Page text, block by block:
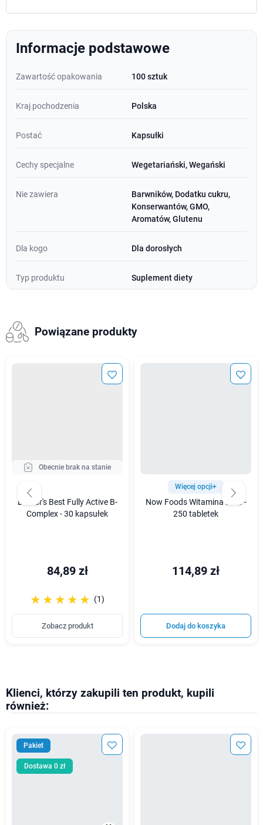
Informacje podstawowe
Zawartość opakowania 100 sztuk
Kraj pochodzenia Polska
Postać Kapsułki
Cechy specjalne Wegetariański, Wegański
Nie zawiera
Barwników, Dodatku cukru,
Konserwantów, GMO,
Aromatów, Glutenu
Dla kogo Dla dorosłych
Typ produktu Suplement diety
Powiązane produkty
Obecnie brak na stanie
Doctor's Best Fully Active B-
Complex - 30 kapsułek
84,89 zł
☆☆☆☆☆
★★★★★ (1)
Zobacz produkt
Więcej opcji+
Now Foods Witamina B-50 -
250 tabletek
114,89 zł
Dodaj do koszyka
Klienci, którzy zakupili ten produkt, kupili
również:
Pakiet
Dostawa 0 zł